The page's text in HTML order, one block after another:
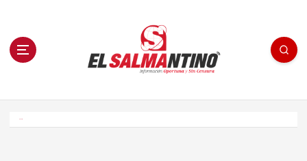
n El Salmantino - medios/noticias/editorial